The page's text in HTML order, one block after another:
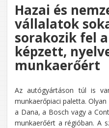
Hazai és
vállalatok
sorakozik fel
képzett,
munkaerőért
Az autógyártáson túl is
munkaerőpiaci paletta.
a Dana, a Bosch vagy a
munkaerőért a régióban. A